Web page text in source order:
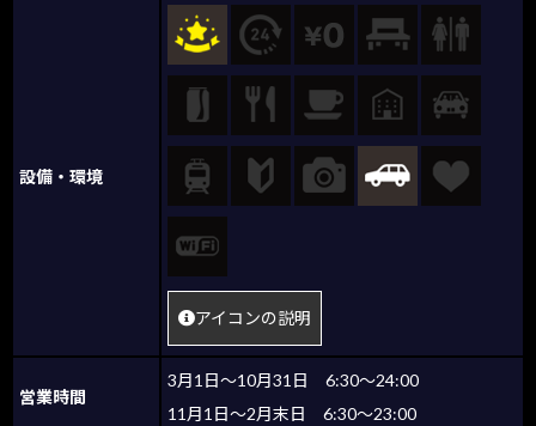
設備・環境
アイコンの説明
営業時間
3月1日～10月31日 6:30～24:00
11月1日～2月末日 6:30～23:00